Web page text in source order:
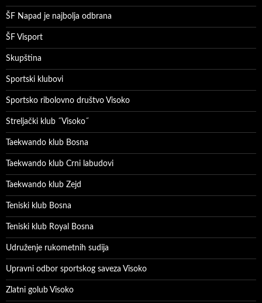
ŠF Napad je najbolja odbrana
ŠF Visport
Skupština
Sportski klubovi
Sportsko ribolovno društvo Visoko
Streljački klub ˝Visoko˝
Taekwando klub Bosna
Taekwando klub Crni labudovi
Taekwando klub Zejd
Teniski klub Bosna
Teniski klub Royal Bosna
Udruženje rukometnih sudija
Upravni odbor sportskog saveza Visoko
Zlatni golub Visoko